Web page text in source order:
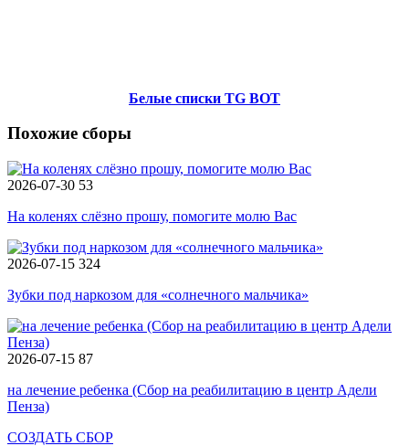
Белые списки TG BOT
Похожие сборы
2026-07-30 53
На коленях слёзно прошу, помогите молю Вас
2026-07-15 324
Зубки под наркозом для «солнечного мальчика»
2026-07-15 87
на лечение ребенка (Сбор на реабилитацию в центр Адели
Пенза)
СОЗДАТЬ СБОР